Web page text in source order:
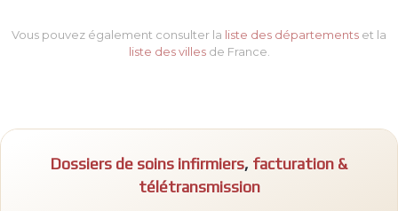
Vous pouvez également consulter la liste des départements et la
liste des villesde France.
Dossiers de soins infirmiers, facturation &
télétransmission